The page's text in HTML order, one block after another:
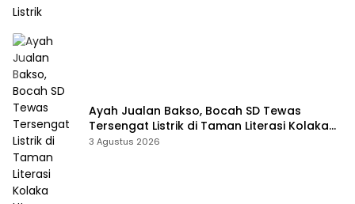
Ayah Jualan Bakso, Bocah SD Tewas
Tersengat Listrik di Taman Literasi Kolaka
Utara
3 Agustus 2026